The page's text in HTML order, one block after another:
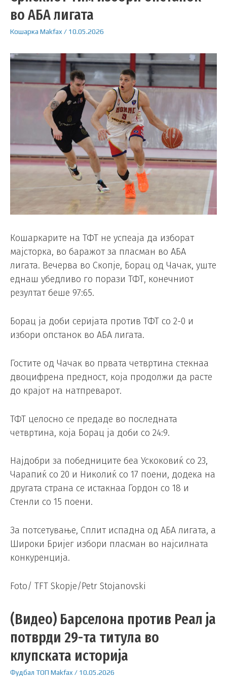
во АБА лигата
Кошарка Makfax / 10.05.2026
Кошаркарите на ТФТ не успеаја да изборат
мајсторка, во баражот за пласман во АБА
лигата. Вечерва во Скопје, Борац од Чачак, уште
еднаш убедливо го порази ТФТ, конечниот
резултат беше 97:65.
Борац ја доби серијата против ТФТ со 2-0 и
избори опстанок во АБА лигата.
Гостите од Чачак во првата четвртина стекнаа
двоцифрена предност, која продолжи да расте
до крајот на натпреварот.
ТФТ целосно се предаде во последната
четвртина, која Борац ја доби со 24:9.
Најдобри за победниците беа Ускоковиќ со 23,
Чарапиќ со 20 и Николиќ со 17 поени, додека на
другата страна се истакнаа Гордон со 18 и
Стенли со 15 поени.
За потсетување, Сплит испадна од АБА лигата, а
Широки Бријег избори пласман во најсилната
конкуренција.
Foto/ TFT Skopje/Petr Stojanovski
(Видео) Барселона против Реал ја
потврди 29-та титула во
клупската историја
Фудбал ТОП Makfax / 10.05.2026